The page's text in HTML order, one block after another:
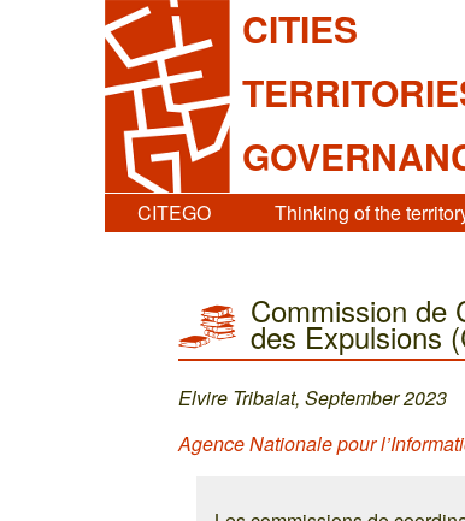
CITIES
CITEGO Thinking of the
Commission de
des Expulsions
Elvire Tribalat, September 2023
Agence Nationale pour